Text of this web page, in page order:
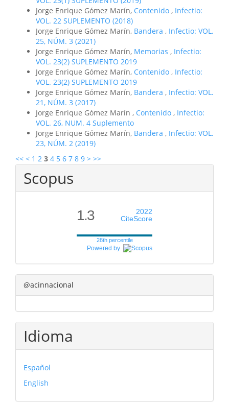
Jorge Enrique Gómez Marín, Contenido , Infectio:
VOL. 22 SUPLEMENTO (2018)
Jorge Enrique Gómez Marín, Bandera , Infectio: VOL.
25, NÚM. 3 (2021)
Jorge Enrique Gómez Marín, Memorias , Infectio:
VOL. 23(2) SUPLEMENTO 2019
Jorge Enrique Gómez Marín, Contenido , Infectio:
VOL. 23(2) SUPLEMENTO 2019
Jorge Enrique Gómez Marín, Bandera , Infectio: VOL.
21, NÚM. 3 (2017)
Jorge Enrique Gómez Marín , Contenido , Infectio:
VOL. 26, NUM. 4 Suplemento
Jorge Enrique Gómez Marín, Bandera , Infectio: VOL.
23, NÚM. 2 (2019)
<< < 1 2 3 4 5 6 7 8 9 > >>
Scopus
1.3
2022
CiteScore
28th percentile
Powered by
@acinnacional
Idioma
Español
English